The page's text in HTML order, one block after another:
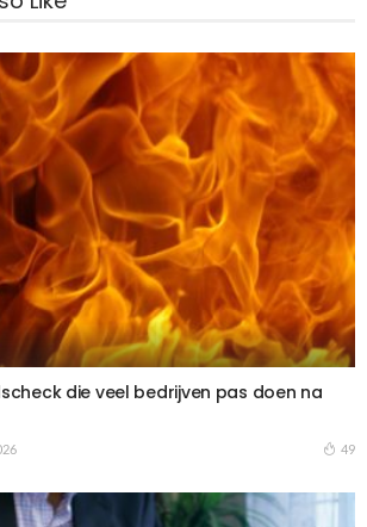
die veel bedrijven pas doen na
49